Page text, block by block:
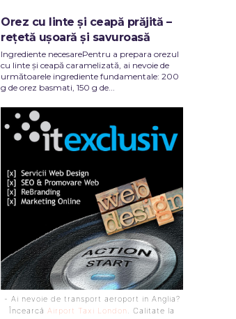
Orez cu linte și ceapă prăjită –
rețetă ușoară și savuroasă
Ingrediente necesarePentru a prepara orezul
cu linte și ceapă caramelizată, ai nevoie de
următoarele ingrediente fundamentale: 200
g de orez basmati, 150 g de...
- Ai nevoie de transport aeroport in Anglia?
Încearcă Airport Taxi London. Calitate la